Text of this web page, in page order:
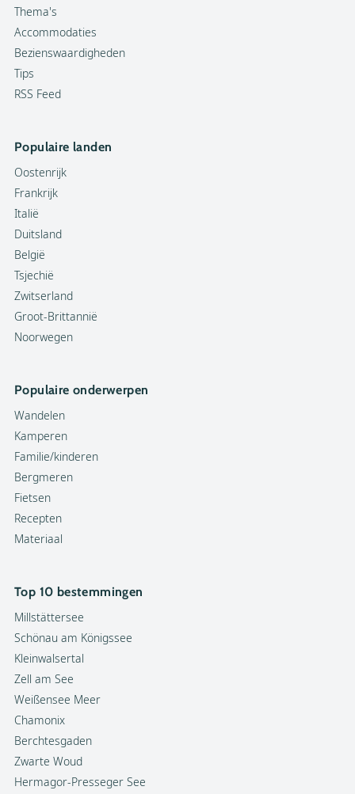
Thema's
Accommodaties
Bezienswaardigheden
Tips
RSS Feed
Populaire landen
Oostenrijk
Frankrijk
Italië
Duitsland
België
Tsjechië
Zwitserland
Groot-Brittannië
Noorwegen
Populaire onderwerpen
Wandelen
Kamperen
Familie/kinderen
Bergmeren
Fietsen
Recepten
Materiaal
Top 10 bestemmingen
Millstättersee
Schönau am Königssee
Kleinwalsertal
Zell am See
Weißensee Meer
Chamonix
Berchtesgaden
Zwarte Woud
Hermagor-Presseger See